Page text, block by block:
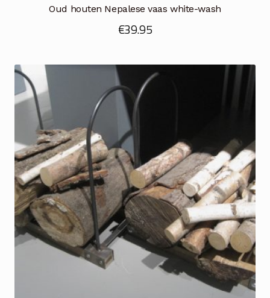
Oud houten Nepalese vaas white-wash
€39.95